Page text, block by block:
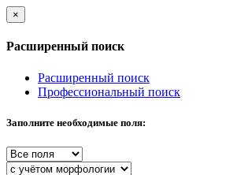
×
Расширенный поиск
Расширенный поиск
Профессиональный поиск
Заполните необходимые поля: